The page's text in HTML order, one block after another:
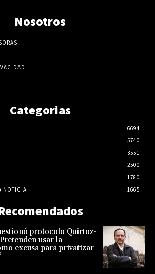
Nosotros
Categorias
6694
5740
3551
2500
1780
NOTICIA
1665
protocolo Quirtoz-
usar la
excusa para privatizar